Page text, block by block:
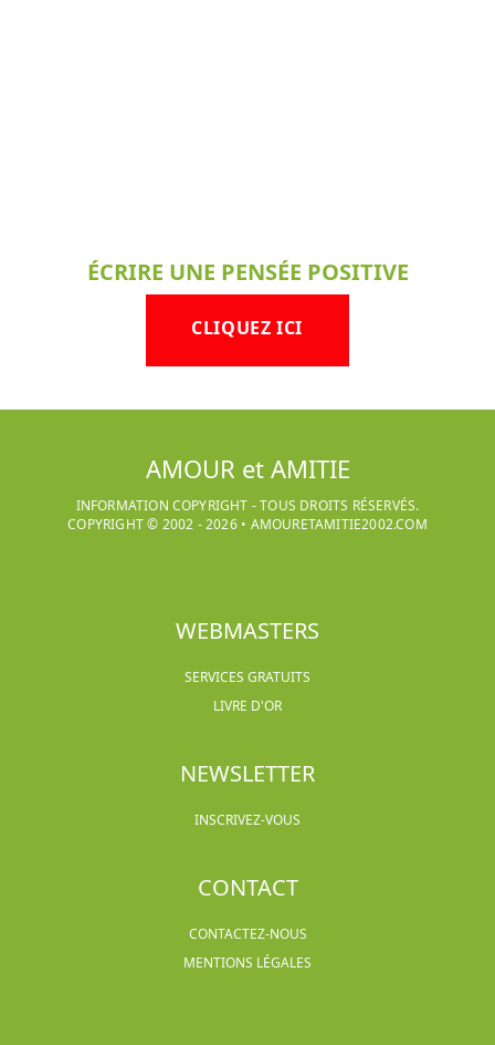
ÉCRIRE UNE PENSÉE POSITIVE
CLIQUEZ ICI
AMOUR et AMITIE
INFORMATION COPYRIGHT - TOUS DROITS RÉSERVÉS.
COPYRIGHT © 2002 -2026• AMOURETAMITIE2002.COM
WEBMASTERS
SERVICES GRATUITS
LIVRE D'OR
NEWSLETTER
INSCRIVEZ-VOUS
CONTACT
CONTACTEZ-NOUS
MENTIONS LÉGALES